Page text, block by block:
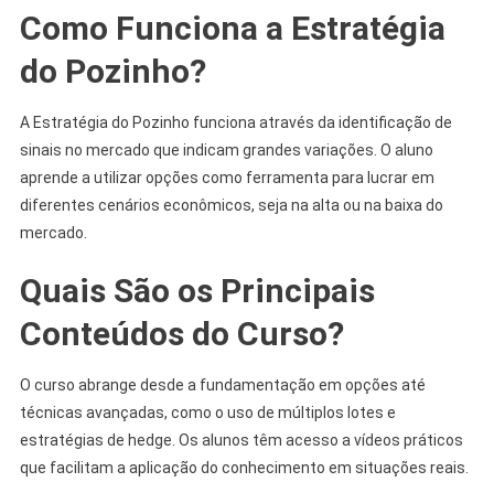
Como Funciona a Estratégia
do Pozinho?
A Estratégia do Pozinho funciona através da identificação de
sinais no mercado que indicam grandes variações. O aluno
aprende a utilizar opções como ferramenta para lucrar em
diferentes cenários econômicos, seja na alta ou na baixa do
mercado.
Quais São os Principais
Conteúdos do Curso?
O curso abrange desde a fundamentação em opções até
técnicas avançadas, como o uso de múltiplos lotes e
estratégias de hedge. Os alunos têm acesso a vídeos práticos
que facilitam a aplicação do conhecimento em situações reais.